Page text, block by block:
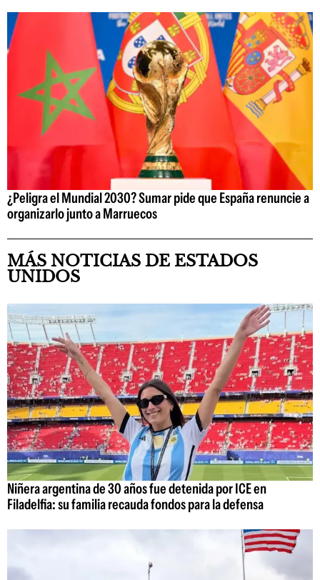
¿Peligra el Mundial 2030? Sumar pide que España renuncie a
organizarlo junto a Marruecos
MÁS NOTICIAS DE ESTADOS
UNIDOS
Niñera argentina de 30 años fue detenida por ICE en
Filadelfia: su familia recauda fondos para la defensa